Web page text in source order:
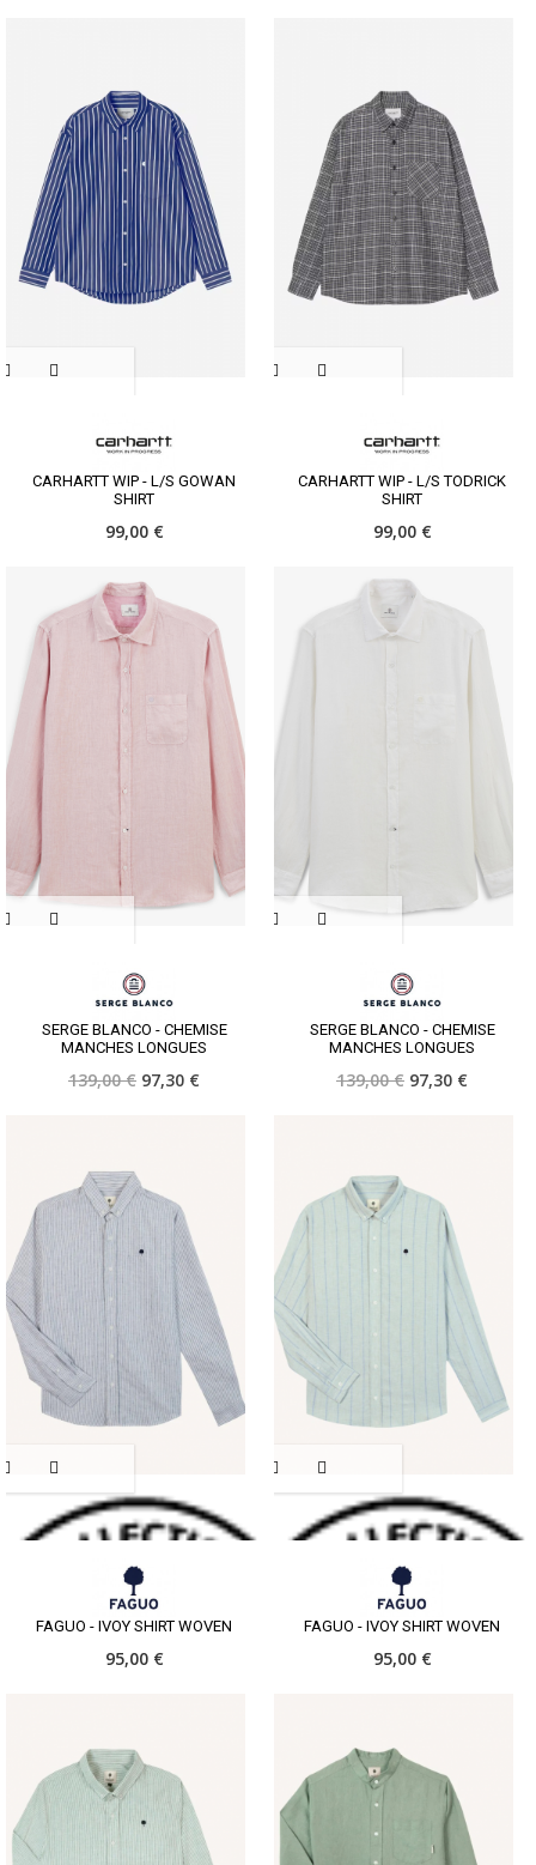
CARHARTT WIP - L/S GOWAN
SHIRT
99,00 €
CARHARTT WIP - L/S TODRICK
SHIRT
99,00 €
SERGE BLANCO - CHEMISE
MANCHES LONGUES
139,00 € 97,30 €
SERGE BLANCO - CHEMISE
MANCHES LONGUES
139,00 € 97,30 €
FAGUO - IVOY SHIRT WOVEN
95,00 €
FAGUO - IVOY SHIRT WOVEN
95,00 €